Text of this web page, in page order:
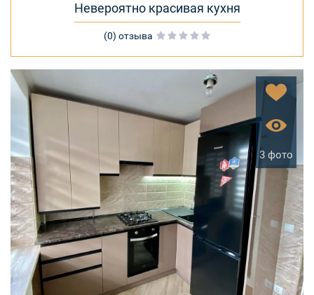
Невероятно красивая кухня
(0) отзыва
3 фото